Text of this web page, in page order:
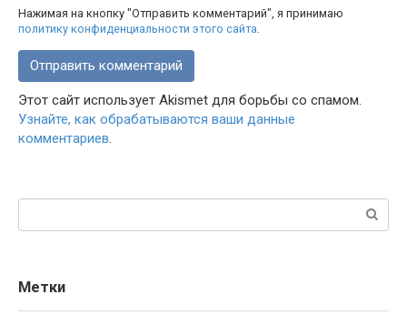
Нажимая на кнопку "Отправить комментарий", я принимаю
политику конфиденциальности этого сайта
Этот сайт использует Akismet для борьбы со спамом.
Узнайте, как обрабатываются ваши данные
комментариев
Поиск:
Метки